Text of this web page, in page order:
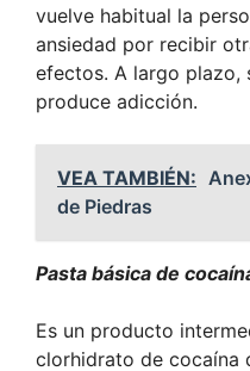
vuelve habitual la
ansiedad por recibir
efectos. A largo plazo,
produce adicción.
VEA TAMBIÉN:
de Piedras
Pasta básica de
Es un producto
clorhidrato de cocaína